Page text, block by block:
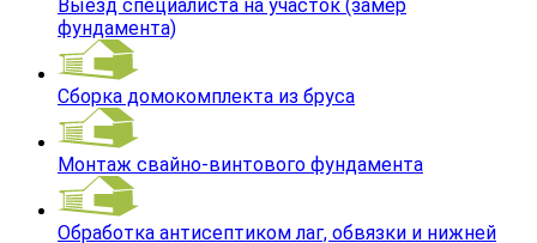
Выезд специалиста на участок (замер
фундамента)
Сборка домокомплекта из бруса
Монтаж свайно-винтового фундамента
Обработка антисептиком лаг, обвязки и нижней